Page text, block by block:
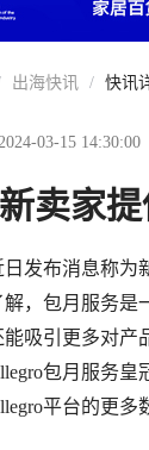
出海快讯 / 快讯
03-15 14:30:00
卖家
日发布消息称为
，包月服务是
吸引更多对产
包月服务皇
平台的更多